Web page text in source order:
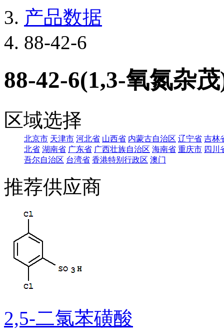
产品数据
88-42-6
88-42-6(1,3-氧氮杂
区域选择
北京市 天津市 河北省 山西省 内蒙古自治区 辽宁省 吉林
北省 湖南省 广东省 广西壮族自治区 海南省 重庆市 四川
吾尔自治区 台湾省 香港特别行政区 澳门
推荐供应商
2,5-二氯苯磺酸